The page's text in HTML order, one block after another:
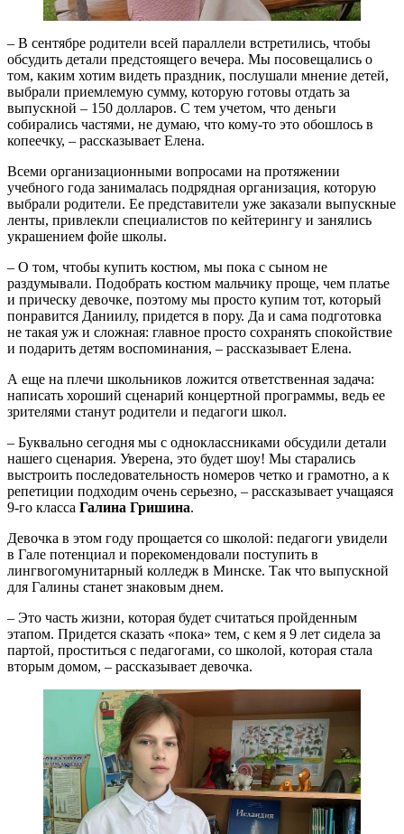
– В сентябре родители всей параллели встретились, чтобы
обсудить детали предстоящего вечера. Мы посовещались о
том, каким хотим видеть праздник, послушали мнение детей,
выбрали приемлемую сумму, которую готовы отдать за
выпускной – 150 долларов. С тем учетом, что деньги
собирались частями, не думаю, что кому-то это обошлось в
копеечку, – рассказывает Елена.
Всеми организационными вопросами на протяжении
учебного года занималась подрядная организация, которую
выбрали родители. Ее представители уже заказали выпускные
ленты, привлекли специалистов по кейтерингу и занялись
украшением фойе школы.
– О том, чтобы купить костюм, мы пока с сыном не
раздумывали. Подобрать костюм мальчику проще, чем платье
и прическу девочке, поэтому мы просто купим тот, который
понравится Даниилу, придется в пору. Да и сама подготовка
не такая уж и сложная: главное просто сохранять спокойствие
и подарить детям воспоминания, – рассказывает Елена.
А еще на плечи школьников ложится ответственная задача:
написать хороший сценарий концертной программы, ведь ее
зрителями станут родители и педагоги школ.
– Буквально сегодня мы с одноклассниками обсудили детали
нашего сценария. Уверена, это будет шоу! Мы старались
выстроить последовательность номеров четко и грамотно, а к
репетиции подходим очень серьезно, – рассказывает учащаяся
9-го класса Галина Гришина.
Девочка в этом году прощается со школой: педагоги увидели
в Гале потенциал и порекомендовали поступить в
лингвогомунитарный колледж в Минске. Так что выпускной
для Галины станет знаковым днем.
– Это часть жизни, которая будет считаться пройденным
этапом. Придется сказать «пока» тем, с кем я 9 лет сидела за
партой, проститься с педагогами, со школой, которая стала
вторым домом, – рассказывает девочка.